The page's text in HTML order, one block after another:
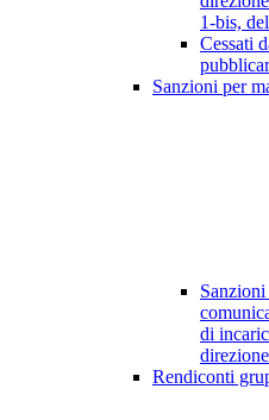
1-bis,
Cessati
Sanzioni per
di
Rendiconti